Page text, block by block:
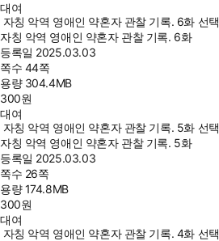
대여
자칭 악역 영애인 약혼자 관찰 기록. 6화 선택
자칭 악역 영애인 약혼자 관찰 기록. 6화
등록일 2025.03.03
쪽수 44쪽
용량 304.4MB
300원
대여
자칭 악역 영애인 약혼자 관찰 기록. 5화 선택
자칭 악역 영애인 약혼자 관찰 기록. 5화
등록일 2025.03.03
쪽수 26쪽
용량174.8MB
300원
대여
자칭 악역 영애인 약혼자 관찰 기록. 4화 선택